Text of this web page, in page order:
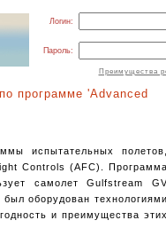
Логин:
Пароль:
Преимущества
программе 'Advanced
испытательных полетов,
Controls (AFC). Программа
самолет Gulfstream
оборудован технологиями
и преимущества этих